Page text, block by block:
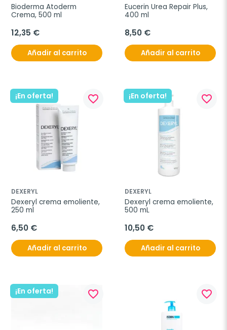
Bioderma Atoderm
Crema, 500 ml
12,35 €
Añadir al carrito
Eucerin Urea Repair Plus,
400 ml
8,50 €
Añadir al carrito
¡En oferta! favorite_border
DEXERYL
Dexeryl crema emoliente,
250 ml
6,50 €
Añadir al carrito
¡En oferta! favorite_border
DEXERYL
Dexeryl crema emoliente,
500 mL
10,50 €
Añadir al carrito
¡En oferta! favorite_border favorite_border